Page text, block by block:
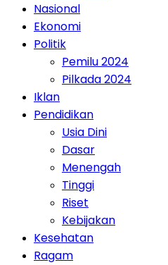
Nasional
Ekonomi
Politik
Pemilu 2024
Pilkada 2024
Iklan
Pendidikan
Usia Dini
Dasar
Menengah
Tinggi
Riset
Kebijakan
Kesehatan
Ragam